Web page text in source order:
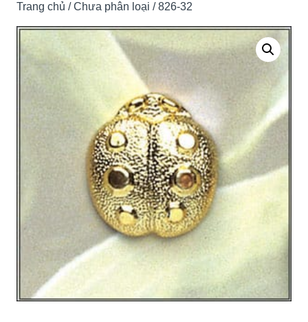
Trang chủ /Chưa phân loại / 826-32